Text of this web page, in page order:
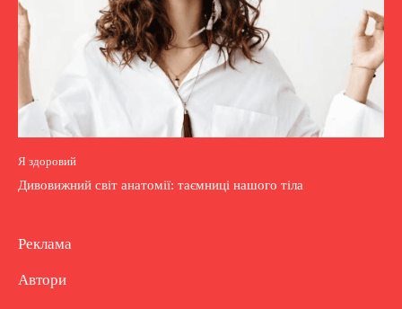
Я здоровий
Дивовижний світ анатомії: таємниці нашого тіла
Реклама
Автори